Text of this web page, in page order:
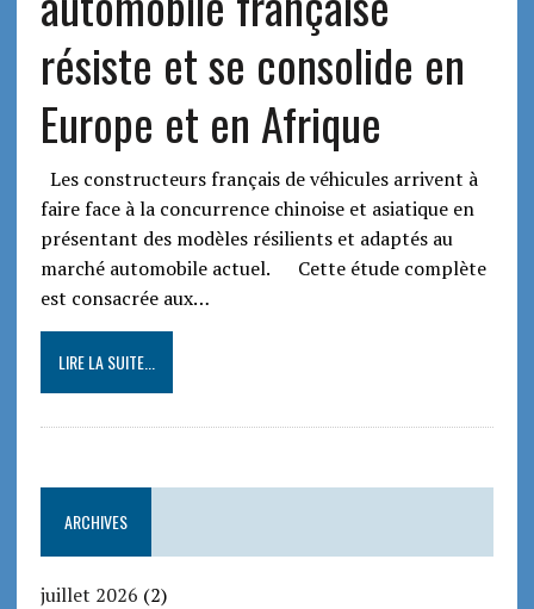
résiste et se consolide en
Europe et en Afrique
Les constructeurs français de véhicules arrivent à
faire face à la concurrence chinoise et asiatique en
présentant des modèles résilients et adaptés au
marché automobile actuel. Cette étude complète
est consacrée aux…
LIRE LA SUITE...
ARCHIVES
juillet 2026 (2)